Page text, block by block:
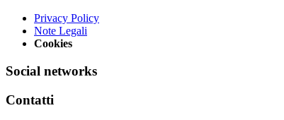
Privacy Policy
Note Legali
Cookies
Social networks
Contatti